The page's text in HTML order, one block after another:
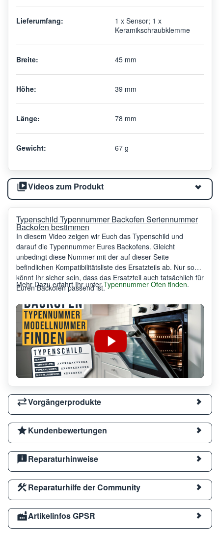
Lieferumfang:
1 x Sensor; 1 x
Keramikschraubklemme
Breite: 45 mm
Höhe: 39 mm
Länge: 78 mm
Gewicht: 67 g
Videos zum Produkt
Typenschild Typennummer Backofen Seriennummer
Backofen bestimmen
In diesem Video zeigen wir Euch das Typenschild und
darauf die Typennummer Eures Backofens. Gleicht
unbedingt diese Nummer mit der auf dieser Seite
befindlichen Kompatibilitätsliste des Ersatzteils ab. Nur so
könnt Ihr sicher sein, dass das Ersatzteil auch tatsächlich für
Euren Backofen passend ist.
Mehr Dazu erfahrt Ihr unterTypennummer Ofen finden.
Vorgängerprodukte
Kundenbewertungen
Reparaturhinweise
Reparaturhilfe der Community
Artikelinfos GPSR